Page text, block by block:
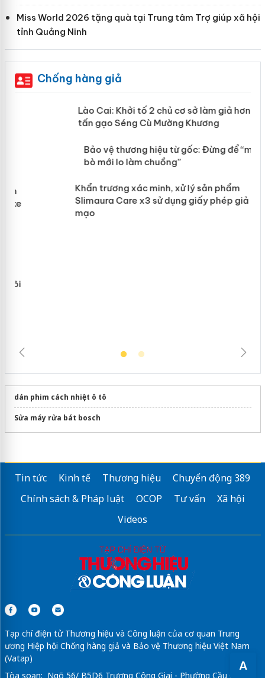
A
Miss World 2026 tặng quà tại Trung tâm Trợ giúp xã hội
tỉnh Quảng Ninh
Chống hàng giả
Lào Cai: Khởi tố 2 chủ cơ sở làm giả
hơn 22 tấn gạo Séng Cù Mường
Bảo vệ thương hiệu từ gốc: Đừng để
“mất bò mới lo làm chuồng”
dán phim cách nhiệt ô tô
Sửa máy rửa bát bosch
Tin tức Kinh tế Thương hiệu
Chuyển động 389
Chính sách & Pháp luật
OCOP Tư vấn
Xã hội
Videos
Tạp chí điện tử Thương hiệu và Công luận của cơ quan Trung
ương Hiệp hội Chống hàng giả và Bảo vệ Thương hiệu Việt Nam
(Vatap)
Tòa soạn: Ngõ 56/ B5D6 Trương Công Giai - Phường Cầu Giấy -